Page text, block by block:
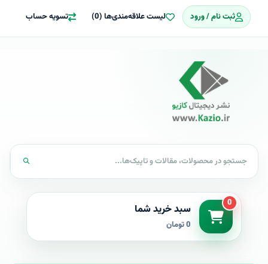
ثبت نام / ورود لیست علاقه‌مندی‌ها (0) تسویه حساب
0 سبد خرید شما
0 تومان